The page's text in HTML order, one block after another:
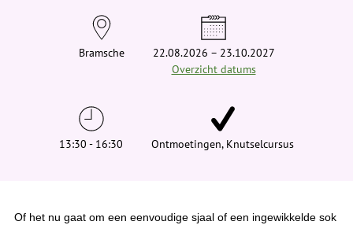
Bramsche
22.08.2026 – 23.10.2027
Overzicht datums
13:30 - 16:30 Ontmoetingen, Knutselcursus
Of het nu gaat om een eenvoudige sjaal of een ingewikkelde sok